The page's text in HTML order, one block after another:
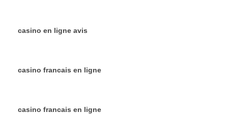
casino en ligne avis
casino francais en ligne
casino francais en ligne